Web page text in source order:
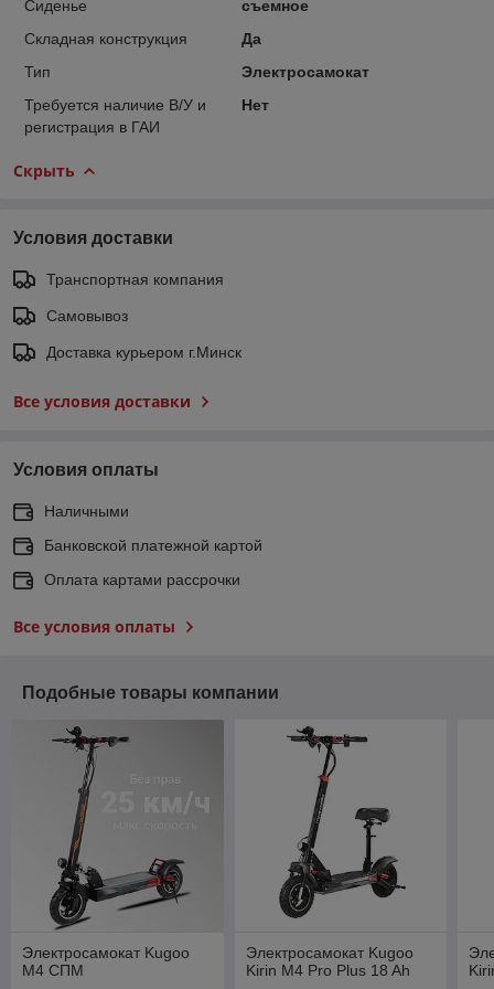
Сиденье
съемное
Складная конструкция
Да
Тип
Электросамокат
Требуется наличие В/У и
регистрация в ГАИ
Нет
Скрыть
Условия доставки
Транспортная компания
Самовывоз
Доставка курьером г.Минск
Все условия доставки
Условия оплаты
Наличными
Банковской платежной картой
Оплата картами рассрочки
Все условия оплаты
Подобные товары компании
Электросамокат Kugoo
M4 СПМ
Электросамокат Kugoo
Kirin M4 Pro Plus 18 Ah